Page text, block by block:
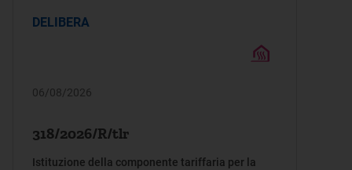
DELIBERA
06/08/2026
318/2026/R/tlr
Istituzione della componente tariffaria per la